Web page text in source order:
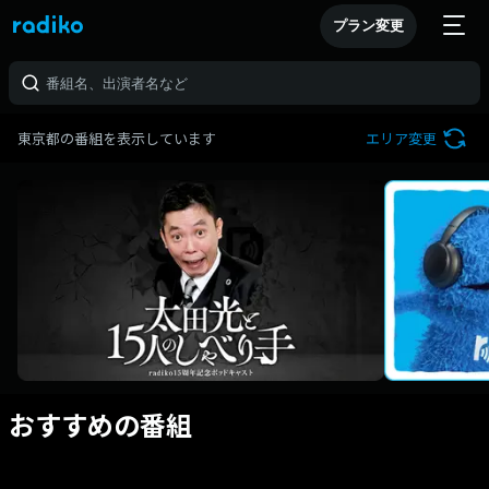
プラン変更
東京都の番組を表示しています エリア変更
おすすめの番組